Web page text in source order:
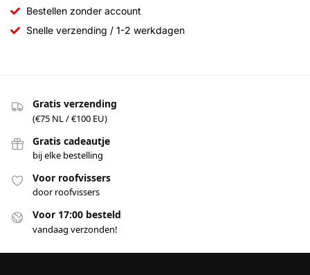
Bestellen zonder account
Snelle verzending / 1-2 werkdagen
Gratis verzending
(€75 NL / €100 EU)
Gratis cadeautje
bij elke bestelling
Voor roofvissers
door roofvissers
Voor 17:00 besteld
vandaag verzonden!